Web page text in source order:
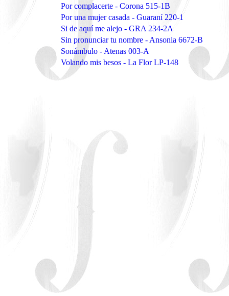
Por complacerte - Corona 515-1B
Por una mujer casada - Guaraní 220-1
Si de aquí me alejo - GRA 234-2A
Sin pronunciar tu nombre - Ansonia 6672-B
Sonámbulo - Atenas 003-A
Volando mis besos - La Flor LP-148